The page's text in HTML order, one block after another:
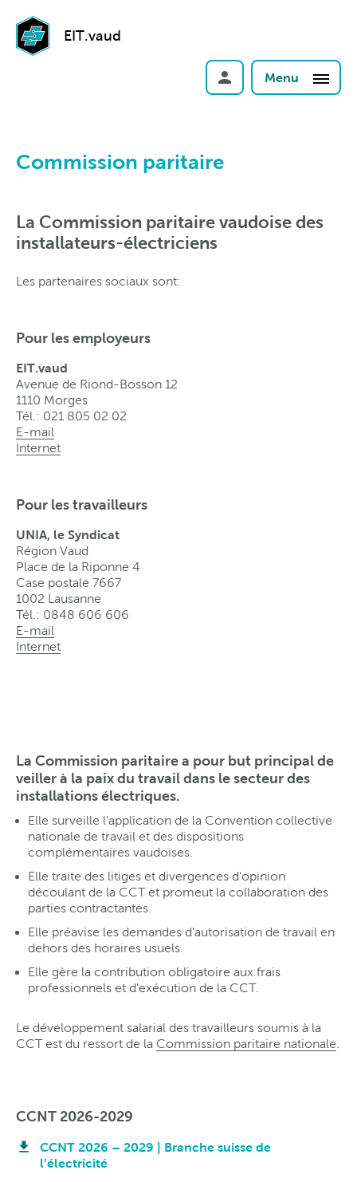
EIT.vaud
Menu
Commission paritaire
La Commission paritaire vaudoise des
installateurs-électriciens
Les partenaires sociaux sont:
Pour les employeurs
EIT.vaud
Avenue de Riond-Bosson 12
1110 Morges
Tél.: 021 805 02 02
E-mail
Internet
Pour les travailleurs
UNIA, le Syndicat
Région Vaud
Place de la Riponne 4
Case postale 7667
1002 Lausanne
Tél.: 0848 606 606
E-mail
Internet
La Commission paritaire a pour but principal de
veiller à la paix du travail dans le secteur des
installations électriques.
Elle surveille l'application de la Convention collective
nationale de travail et des dispositions
complémentaires vaudoises.
Elle traite des litiges et divergences d'opinion
découlant de la CCT et promeut la collaboration des
parties contractantes.
Elle préavise les demandes d'autorisation de travail en
dehors des horaires usuels.
Elle gère la contribution obligatoire aux frais
professionnels et d'exécution de la CCT.
Le développement salarial des travailleurs soumis à la
CCT est du ressort de la Commission paritaire nationale
CCNT 2026-2029
CCNT 2026 – 2029 | Branche suisse de
l’électricité